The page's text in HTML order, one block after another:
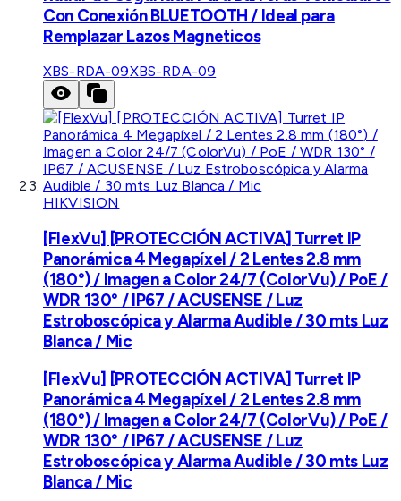
Con Conexión BLUETOOTH / Ideal para
Remplazar Lazos Magneticos
XBS-RDA-09XBS-RDA-09
HIKVISION
[FlexVu] [PROTECCIÓN ACTIVA] Turret IP
Panorámica 4 Megapíxel / 2 Lentes 2.8 mm
(180°) / Imagen a Color 24/7 (ColorVu) / PoE /
WDR 130° / IP67 / ACUSENSE / Luz
Estroboscópica y Alarma Audible / 30 mts Luz
Blanca / Mic
[FlexVu] [PROTECCIÓN ACTIVA] Turret IP
Panorámica 4 Megapíxel / 2 Lentes 2.8 mm
(180°) / Imagen a Color 24/7 (ColorVu) / PoE /
WDR 130° / IP67 / ACUSENSE / Luz
Estroboscópica y Alarma Audible / 30 mts Luz
Blanca / Mic